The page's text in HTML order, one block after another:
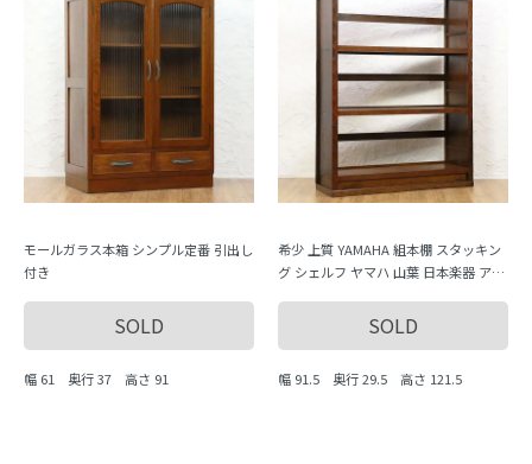
モールガラス本箱 シンプル定番 引出し
付き
SOLD
幅 61 奥行 37 高さ 91
希少 上質 YAMAHA 組本棚 スタッキン
グ シェルフ ヤマハ 山葉 日本楽器 アン
SOLD
幅 91.5 奥行 29.5 高さ 121.5